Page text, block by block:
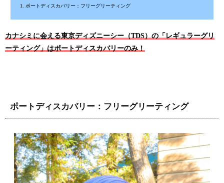
ポートディスカバリー：フリーグリーティング
カナシミに会える東京ディズニーシー（TDS）の「レギュラーグリ
ーティング」はポートディスカバリーのみ！
ポートディスカバリー：フリーグリーティング